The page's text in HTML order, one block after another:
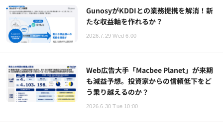
GunosyがKDDIとの業務提携を解消！新
たな収益軸を作れるか？
2026.7.29 Wed 6:00
Web広告大手「Macbee Planet」が来期
も減益予想。投資家からの信頼低下をど
う乗り越えるのか？
2026.6.30 Tue 10:00